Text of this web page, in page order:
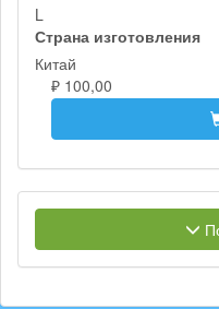
L
Страна изготовления
Китай
₽ 100,00